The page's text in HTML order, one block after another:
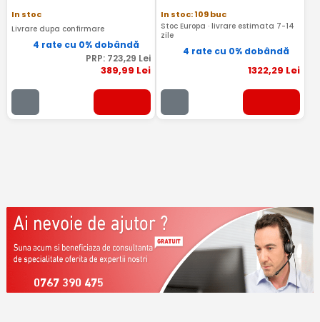
In stoc
Livrare dupa confirmare
4 rate cu 0% dobândă
PRP: 723,29 Lei
389,99 Lei
In stoc: 109 buc
Stoc Europa · livrare estimata 7-14
zile
4 rate cu 0% dobândă
1322,29 Lei
0767 390 475